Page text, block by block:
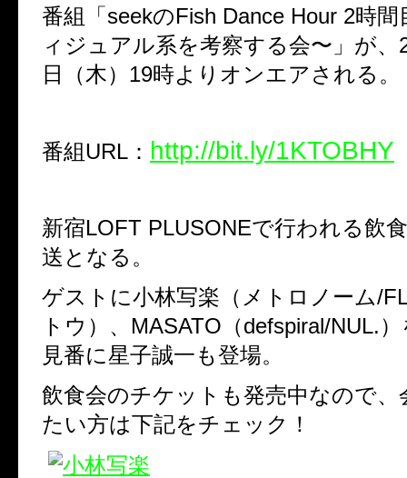
番組「seekのFish Dance Hour 2時
ィジュアル系を考察する会〜」が、
日（木）19時よりオンエアされる。
番組URL： http://bit.ly/1KTOBHY
新宿LOFT PLUSONEで行われる飲
送となる。
ゲストに小林写楽（メトロノーム/
トウ）、MASATO（defspiral/NUL.
見番に星子誠一も登場。
飲食会のチケットも発売中なので、
たい方は下記をチェック！